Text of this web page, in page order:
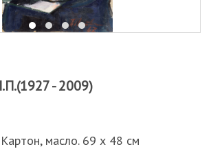
- 2009)
масло. 69 х 48 см